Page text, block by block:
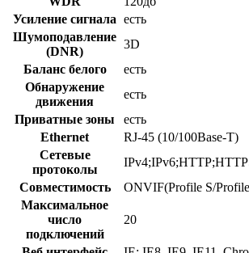
Усиление сигнала есть
Шумоподавление
(DNR)
3D
Баланс белого
есть
Обнаружение
движения
есть
Приватные зоны
есть
Ethernet
RJ-45 (10/100Base-T)
Сетевые
протоколы
Совместимость
ONVIF(Profile S/
Максимальное
число
подключений
20